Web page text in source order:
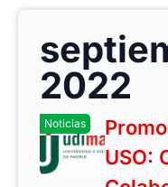
2022
Noticias
USO: